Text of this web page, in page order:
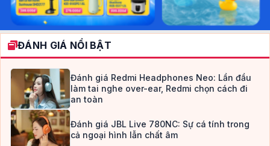
ĐÁNH GIÁ NỔI BẬT
Đánh giá Redmi Headphones Neo: Lần đầu
làm tai nghe over-ear, Redmi chọn cách đi
an toàn
Đánh giá JBL Live 780NC: Sự cá tính trong
cả ngoại hình lẫn chất âm